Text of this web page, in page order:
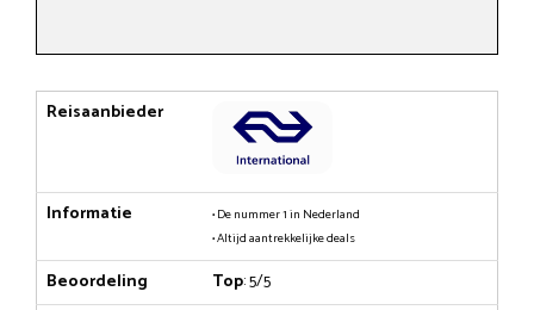
Reisaanbieder
Informatie
• De nummer 1 in Nederland
• Altijd aantrekkelijke deals
Beoordeling Top: 5/5